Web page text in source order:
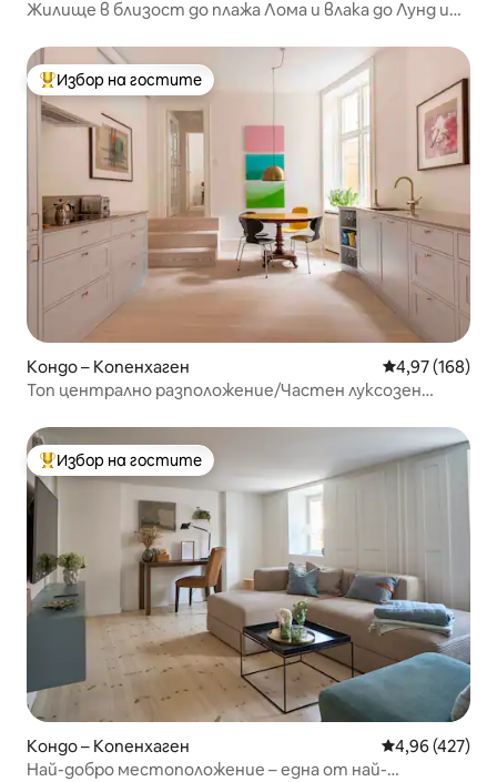
Жилище в близост до плажа Лома и влака до Лунд и
Най-популярен избор на гостите
Избор на гостите
Кондо – Копенхаген Средна
4,97 (168)
Топ централно разположение/Частен луксозен
Най-популярен избор на гостите
Избор на гостите
Кондо – Копенхаген Средна
4,96 (427)
Най-добро местоположение – една от най-